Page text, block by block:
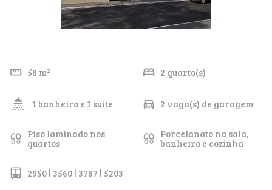
58 m² 2 quarto(s)
1 banheiro e 1 suite 2 vaga(s) de garagem
Piso laminado nos
quartos
Porcelanato na sala,
banheiro e cozinha
2950 | 3560 | 3787 | 5203